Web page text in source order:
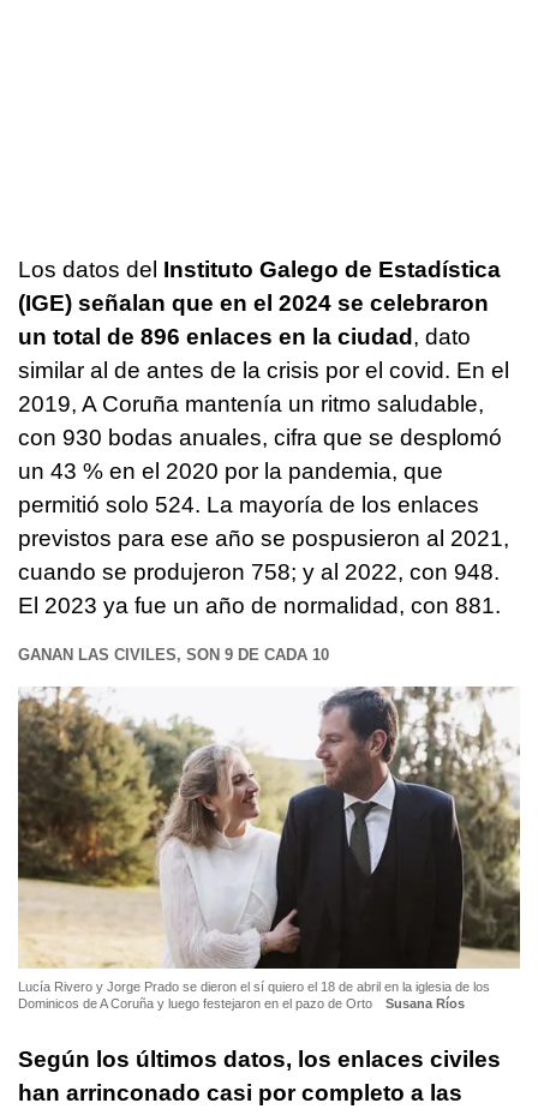
Los datos del Instituto Galego de Estadística
(IGE) señalan que en el 2024 se celebraron
un total de 896 enlaces en la ciudad , dato
similar al de antes de la crisis por el covid. En el
2019, A Coruña mantenía un ritmo saludable,
con 930 bodas anuales, cifra que se desplomó
un 43 % en el 2020 por la pandemia, que
permitió solo 524. La mayoría de los enlaces
previstos para ese año se pospusieron al 2021,
cuando se produjeron 758; y al 2022, con 948.
El 2023 ya fue un año de normalidad, con 881.
GANAN LAS CIVILES, SON 9 DE CADA 10
Lucía Rivero y Jorge Prado se dieron el sí quiero el 18 de abril en la iglesia de los
Dominicos de A Coruña y luego festejaron en el pazo de Orto
Susana Ríos
Según los últimos datos, los enlaces civiles
han arrinconado casi por completo a las